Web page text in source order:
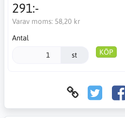
291:-
Varav moms: 58,20 kr
Antal
st KÖP